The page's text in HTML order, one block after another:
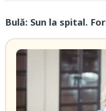
Bulă: Sun la spital.